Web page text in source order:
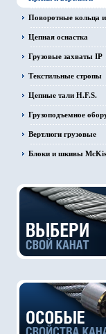
Поворотные кольца
Цепная оснастка
Грузовые захваты IP
Текстильные стропы
Цепные тали H.F.S.
Грузоподъемное
Вертлюги грузовые
Блоки и шкивы